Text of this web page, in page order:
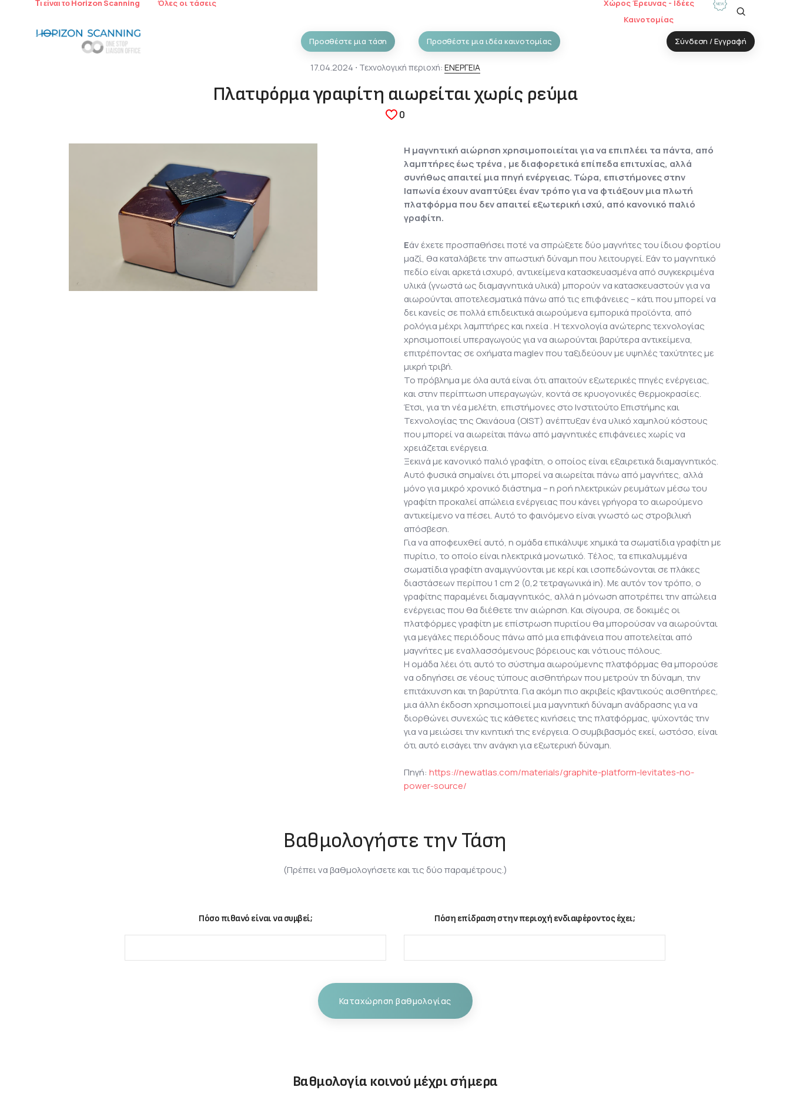
Τι είναι το Horizon Scanning Όλες οι τάσεις
Χώρος Έρευνας - Ιδέες
Καινοτομίας
Προσθέστε μια τάση Προσθέστε μια ιδέα καινοτομίας Σύνδεση / Εγγραφή
17.04.2024 ⋅ Τεχνολογική περιοχή: ΕΝΕΡΓΕΙΑ
Πλατφόρμα γραφίτη αιωρείται χωρίς ρεύμα
0
Η μαγνητική αιώρηση χρησιμοποιείται για να επιπλέει τα πάντα, από
λαμπτήρες έως τρένα , με διαφορετικά επίπεδα επιτυχίας, αλλά
συνήθως απαιτεί μια πηγή ενέργειας. Τώρα, επιστήμονες στην
Ιαπωνία έχουν αναπτύξει έναν τρόπο για να φτιάξουν μια πλωτή
πλατφόρμα που δεν απαιτεί εξωτερική ισχύ, από κανονικό παλιό
γραφίτη.
Εάν έχετε προσπαθήσει ποτέ να σπρώξετε δύο μαγνήτες του ίδιου φορτίου
μαζί, θα καταλάβετε την απωστική δύναμη που λειτουργεί. Εάν το μαγνητικό
πεδίο είναι αρκετά ισχυρό, αντικείμενα κατασκευασμένα από συγκεκριμένα
υλικά (γνωστά ως διαμαγνητικά υλικά) μπορούν να κατασκευαστούν για να
αιωρούνται αποτελεσματικά πάνω από τις επιφάνειες – κάτι που μπορεί να
δει κανείς σε πολλά επιδεικτικά αιωρούμενα εμπορικά προϊόντα, από
ρολόγια μέχρι λαμπτήρες και ηχεία . Η τεχνολογία ανώτερης τεχνολογίας
χρησιμοποιεί υπεραγωγούς για να αιωρούνται βαρύτερα αντικείμενα,
επιτρέποντας σε οχήματα maglev που ταξιδεύουν με υψηλές ταχύτητες με
μικρή τριβή.
Το πρόβλημα με όλα αυτά είναι ότι απαιτούν εξωτερικές πηγές ενέργειας,
και στην περίπτωση υπεραγωγών, κοντά σε κρυογονικές θερμοκρασίες.
Έτσι, για τη νέα μελέτη, επιστήμονες στο Ινστιτούτο Επιστήμης και
Τεχνολογίας της Οκινάουα (OIST) ανέπτυξαν ένα υλικό χαμηλού κόστους
που μπορεί να αιωρείται πάνω από μαγνητικές επιφάνειες χωρίς να
χρειάζεται ενέργεια.
Ξεκινά με κανονικό παλιό γραφίτη, ο οποίος είναι εξαιρετικά διαμαγνητικός.
Αυτό φυσικά σημαίνει ότι μπορεί να αιωρείται πάνω από μαγνήτες, αλλά
μόνο για μικρό χρονικό διάστημα – η ροή ηλεκτρικών ρευμάτων μέσω του
γραφίτη προκαλεί απώλεια ενέργειας που κάνει γρήγορα το αιωρούμενο
αντικείμενο να πέσει. Αυτό το φαινόμενο είναι γνωστό ως στροβιλική
απόσβεση.
Για να αποφευχθεί αυτό, η ομάδα επικάλυψε χημικά τα σωματίδια γραφίτη με
πυρίτιο, το οποίο είναι ηλεκτρικά μονωτικό. Τέλος, τα επικαλυμμένα
σωματίδια γραφίτη αναμιγνύονται με κερί και ισοπεδώνονται σε πλάκες
διαστάσεων περίπου 1 cm 2 (0,2 τετραγωνικά in). Με αυτόν τον τρόπο, ο
γραφίτης παραμένει διαμαγνητικός, αλλά η μόνωση αποτρέπει την απώλεια
ενέργειας που θα διέθετε την αιώρηση. Και σίγουρα, σε δοκιμές οι
πλατφόρμες γραφίτη με επίστρωση πυριτίου θα μπορούσαν να αιωρούνται
για μεγάλες περιόδους πάνω από μια επιφάνεια που αποτελείται από
μαγνήτες με εναλλασσόμενους βόρειους και νότιους πόλους.
Η ομάδα λέει ότι αυτό το σύστημα αιωρούμενης πλατφόρμας θα μπορούσε
να οδηγήσει σε νέους τύπους αισθητήρων που μετρούν τη δύναμη, την
επιτάχυνση και τη βαρύτητα. Για ακόμη πιο ακριβείς κβαντικούς αισθητήρες,
μια άλλη έκδοση χρησιμοποιεί μια μαγνητική δύναμη ανάδρασης για να
διορθώνει συνεχώς τις κάθετες κινήσεις της πλατφόρμας, ψύχοντάς την
για να μειώσει την κινητική της ενέργεια. Ο συμβιβασμός εκεί, ωστόσο, είναι
ότι αυτό εισάγει την ανάγκη για εξωτερική δύναμη.
Πηγή: https://newatlas.com/materials/graphite-platform-levitates-no-
power-source/
Βαθμολογήστε την Τάση
(Πρέπει να βαθμολογήσετε και τις δύο παραμέτρους.)
Πόσο πιθανό είναι να συμβεί; Πόση επίδραση στην περιοχή ενδιαφέροντος έχει;
Καταχώρηση βαθμολογίας
Βαθμολογία κοινού μέχρι σήμερα